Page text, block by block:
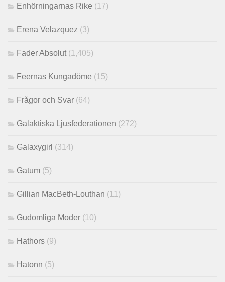
Enhörningarnas Rike (17)
Erena Velazquez (3)
Fader Absolut(1,405)
Feernas Kungadöme (15)
Frågor och Svar (64)
Galaktiska Ljusfederationen (272)
Galaxygirl (314)
Gatum (5)
Gillian MacBeth-Louthan (11)
Gudomliga Moder (10)
Hathors (9)
Hatonn (5)